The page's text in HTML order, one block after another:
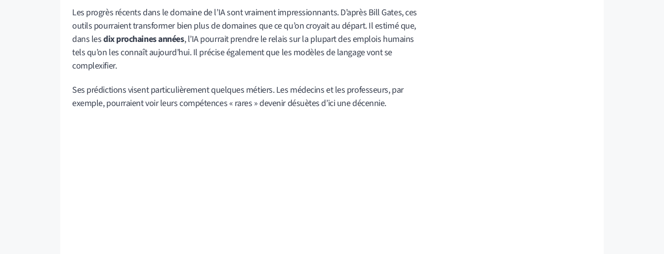
Les progrès récents dans le domaine de l’IA sont vraiment impressionnants. D’après Bill Gates, ces
outils pourraient transformer bien plus de domaines que ce qu’on croyait au départ. Il estimé que,
dans lesdix prochaines années, l’IA pourrait prendre le relais sur la plupart des emplois humains
tels qu’on les connaît aujourd’hui. Il précise également que les modèles de langage vont se
complexifier.
Ses prédictions visent particulièrement quelques métiers. Les médecins et les professeurs, par
exemple, pourraient voir leurs compétences « rares » devenir désuètes d’ici une décennie.